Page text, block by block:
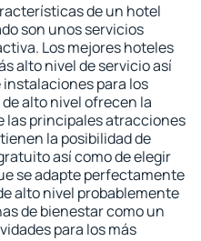
de un hotel
son unos servicios
Los mejores hoteles
alto nivel de servicio así
para los
alto nivel ofrecen la
las principales atracciones
la posibilidad de
así como de elegir
se adapte perfectamente
alto nivel probablemente
de bienestar como un
para los más